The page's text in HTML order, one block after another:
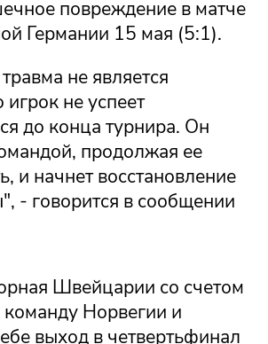
повреждение в матче
Германии 15 мая (5:1).
не является
игрок не успеет
до конца турнира. Он
продолжая ее
и начнет восстановление
- говорится в сообщении
Швейцарии со счетом
Норвегии и
выход в четвертьфинал